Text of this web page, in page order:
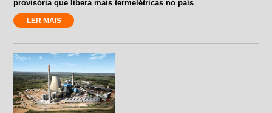
provisória que libera mais termelétricas no país
LER MAIS